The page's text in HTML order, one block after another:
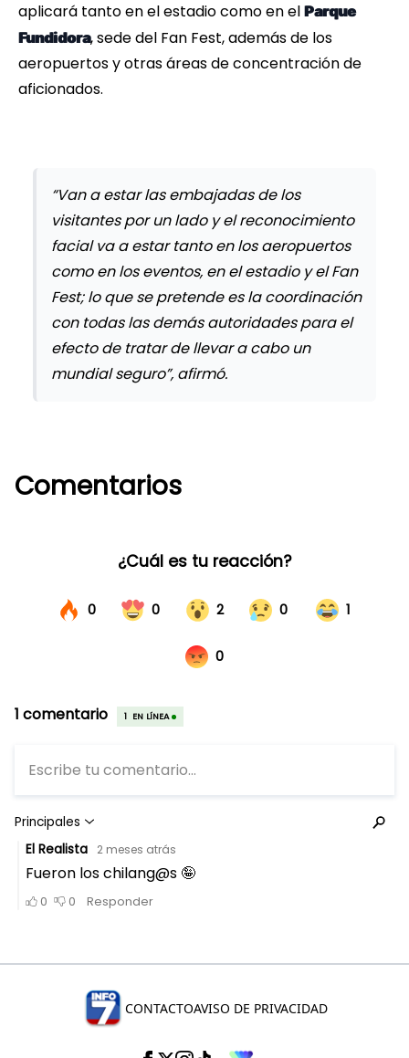
aplicará tanto en el estadio como en el Parque
Fundidora, sede del Fan Fest, además de los
aeropuertos y otras áreas de concentración de
aficionados.
“Van a estar las embajadas de los
visitantes por un lado y el reconocimiento
facial va a estar tanto en los aeropuertos
como en los eventos, en el estadio y el Fan
Fest; lo que se pretende es la coordinación
con todas las demás autoridades para el
efecto de tratar de llevar a cabo un
mundial seguro”, afirmó.
Comentarios
CONTACTOAVISO DE PRIVACIDAD